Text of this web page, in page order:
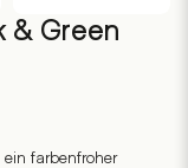
& Green
farbenfroher